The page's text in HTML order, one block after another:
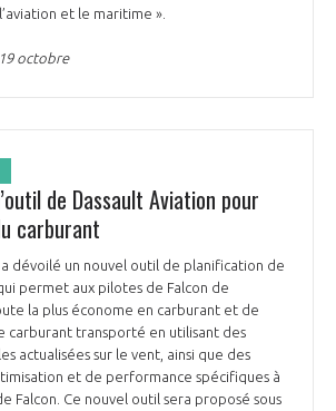
et le maritime ».
octobre
de Dassault Aviation pour
carburant
a dévoilé un nouvel outil de planification de
permet aux pilotes de Falcon de
la plus économe en carburant et de
carburant transporté en utilisant des
actualisées sur le vent, ainsi que des
et de performance spécifiques à
Falcon. Ce nouvel outil sera proposé sous